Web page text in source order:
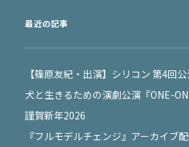
最近の記事
【篠原友紀・出演】シリコン 第4回公
犬と生きるための演劇公演『ONE-
謹賀新年2026
『フルモデルチェンジ』アーカイブ